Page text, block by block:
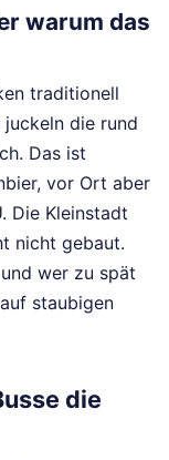
warum das
traditionell
die rund
Das ist
vor Ort aber
Die Kleinstadt
nicht gebaut.
wer zu spät
staubigen
die